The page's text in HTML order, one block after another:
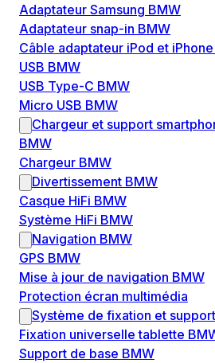
Adaptateur Samsung BMW
Adaptateur snap-in BMW
Câble adaptateur iPod et
USB BMW
USB Type-C BMW
Micro USB BMW
Chargeur et support
BMW
Chargeur BMW
Divertissement BMW
Casque HiFi BMW
Système HiFi BMW
Navigation BMW
GPS BMW
Mise à jour de navigation BMW
Protection écran multimédia
Système de fixation et
Fixation universelle tablette
Support de base BMW